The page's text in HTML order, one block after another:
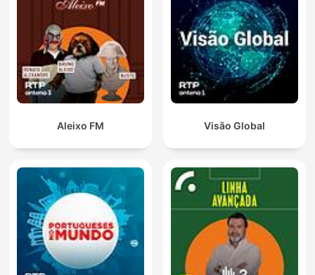
Aleixo FM Visão Global